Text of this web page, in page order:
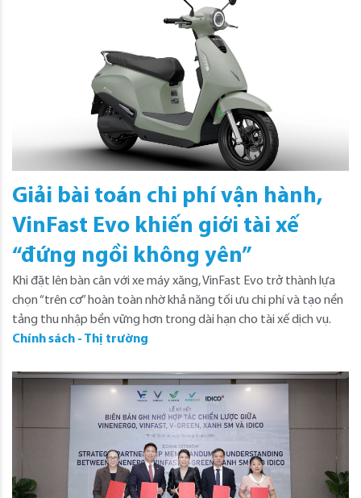
Giải bài toán chi phí vận hành,
VinFast Evo khiến giới tài xế
“đứng ngồi không yên”
Khi đặt lên bàn cân với xe máy xăng, VinFast Evo trở thành lựa
chọn “trên cơ” hoàn toàn nhờ khả năng tối ưu chi phí và tạo nền
tảng thu nhập bền vững hơn trong dài hạn cho tài xế dịch vụ.
Chính sách - Thị trường